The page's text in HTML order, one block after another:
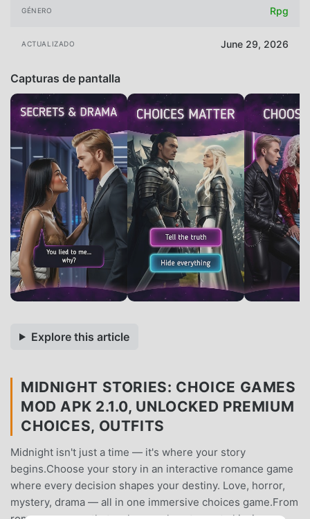
GÉNERO Rpg
ACTUALIZADO June 29, 2026
Capturas de pantalla
Explore this article
MIDNIGHT STORIES: CHOICE GAMES
MOD APK 2.1.0, UNLOCKED PREMIUM
CHOICES, OUTFITS
Midnight isn't just a time — it's where your story
begins.Choose your story in an interactive romance game
where every decision shapes your destiny. Love, horror,
mystery, drama — all in one immersive choices game.From